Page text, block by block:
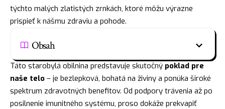
týchto malých zlatistých zrnkách, ktoré môžu výrazne
prispieť k nášmu zdraviu a pohode.
Obsah
Táto starobylá obilnina predstavuje skutočný poklad pre
naše telo – je bezlepková, bohatá na živiny a ponúka široké
spektrum zdravotných benefitov. Od podpory trávenia až po
posilnenie imunitného systému, proso dokáže prekvapiť